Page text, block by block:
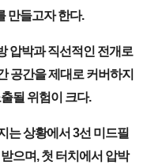
만들고자 한다.
압박과 직선적인 전개로
공간을 제대로 커버하지
될 위험이 크다.
는 상황에서 3선 미드필
으며, 첫 터치에서 압박